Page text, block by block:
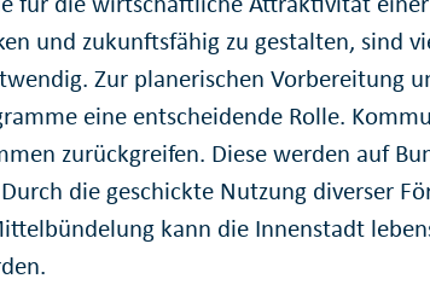
und zukunfts­fähig zu gestalten, sind
Zur plane­rischen Vorbereitung
eine entschei­dende Rolle.
zurückgreifen. Diese werden auf
die geschickte Nutzung diverser
kann die Innenstadt